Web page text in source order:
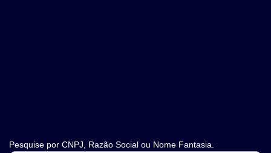
Pesquise por CNPJ, Razão Social ou Nome Fantasia.